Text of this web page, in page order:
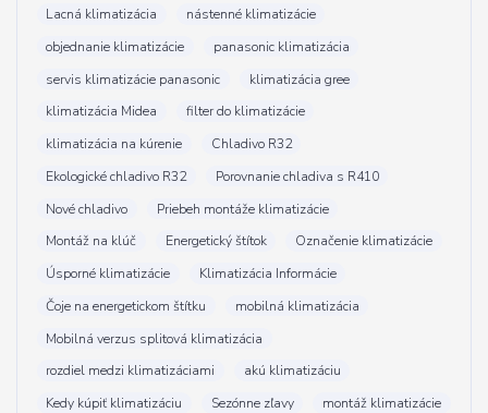
Lacná klimatizácia
nástenné klimatizácie
objednanie klimatizácie
panasonic klimatizácia
servis klimatizácie panasonic
klimatizácia gree
klimatizácia Midea
filter do klimatizácie
klimatizácia na kúrenie
Chladivo R32
Ekologické chladivo R32
Porovnanie chladiva s R410
Nové chladivo
Priebeh montáže klimatizácie
Montáž na klúč
Energetický štítok
Označenie klimatizácie
Úsporné klimatizácie
Klimatizácia Informácie
Čoje na energetickom štítku
mobilná klimatizácia
Mobilná verzus splitová klimatizácia
rozdiel medzi klimatizáciami
akú klimatizáciu
Kedy kúpiť klimatizáciu
Sezónne zľavy
montáž klimatizácie